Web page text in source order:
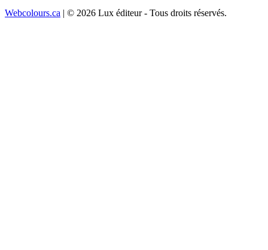
Webcolours.ca | © 2026 Lux éditeur - Tous droits réservés.